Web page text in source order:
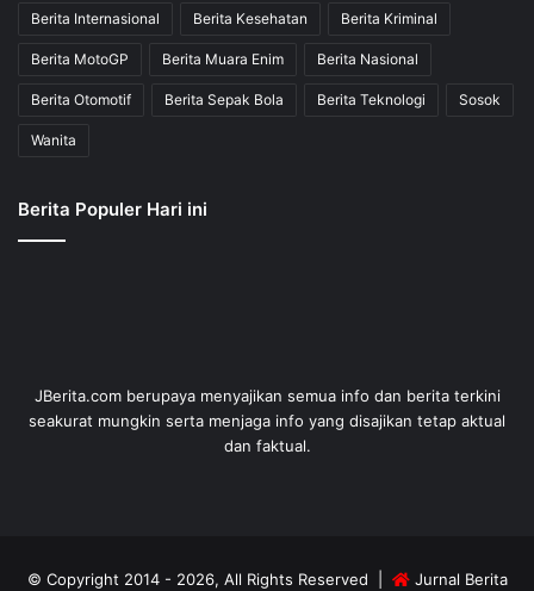
Berita Internasional Berita Kesehatan Berita Kriminal
Berita MotoGP Berita Muara Enim Berita Nasional
Berita Otomotif Berita Sepak Bola Berita Teknologi Sosok
Wanita
Berita Populer Hari ini
JBerita.com berupaya menyajikan semua info dan berita terkini
seakurat mungkin serta menjaga info yang disajikan tetap aktual
dan faktual.
© Copyright 2014 - 2026, All Rights Reserved | Jurnal Berita